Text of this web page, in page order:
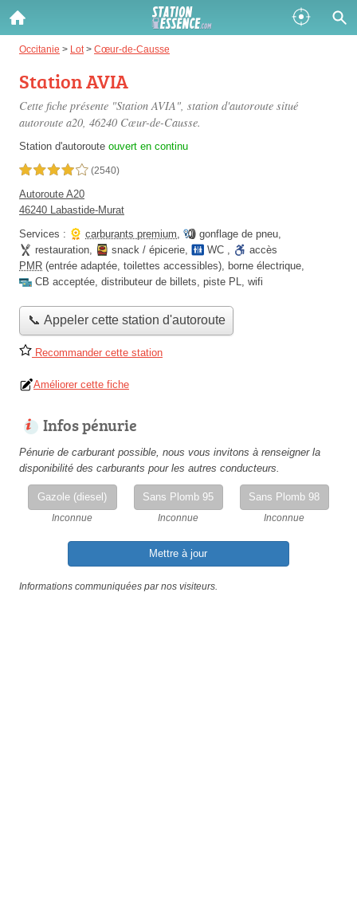
Occitanie > Lot > Cœur-de-Causse
Station AVIA
Cette fiche présente "Station AVIA", station d'autoroute situé
autoroute a20, 46240 Cœur-de-Causse.
Station d'autoroute ouvert en continu
4,0 étoiles sur 5 (2540)
Autoroute A20
46240 Labastide-Murat
Services :
carburants premium, gonflage de pneu,
restauration, snack / épicerie, WC ,
accès
PMR (entrée adaptée, toilettes accessibles), borne électrique,
CB acceptée, distributeur de billets, piste PL, wifi
📞 Appeler cette station d'autoroute
Recommander cette station
Améliorer cette fiche
Infos pénurie
Pénurie de carburant possible, nous vous invitons à renseigner la
disponibilité des carburants pour les autres conducteurs.
Gazole (diesel)
Inconnue
Sans Plomb 95
Inconnue
Sans Plomb 98
Inconnue
Mettre à jour
Informations communiquées par nos visiteurs.
Gazole :
Disponible
SP 98 :
Disponible
SP 95 :
Disponible